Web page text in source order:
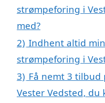
strømpeforing i
med?
2) Indhent altid
strømpeforing i
3) Få nemt 3
Vester Vedsted,